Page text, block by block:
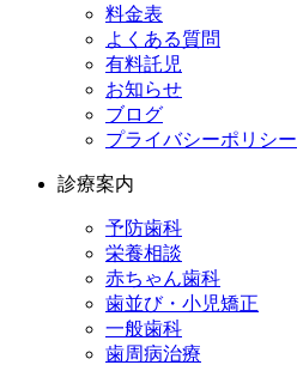
料金表
よくある質問
有料託児
お知らせ
ブログ
プライバシーポリシー
診療案内
予防歯科
栄養相談
赤ちゃん歯科
歯並び・小児矯正
一般歯科
歯周病治療